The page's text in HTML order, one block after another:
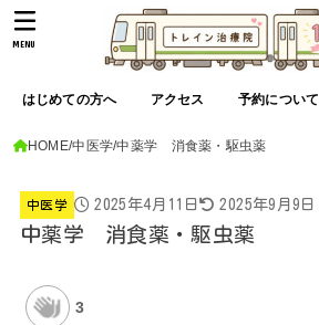
はじめての方へ アクセス 予約について
MENU
HOME 中医学 中薬学 消食薬・駆虫薬
中医学 2025年4月11日 2025年9月9日
中薬学 消食薬・駆虫薬
3